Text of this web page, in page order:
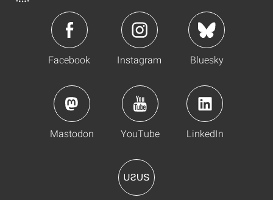
Facebook Instagram Bluesky
Mastodon YouTube LinkedIn